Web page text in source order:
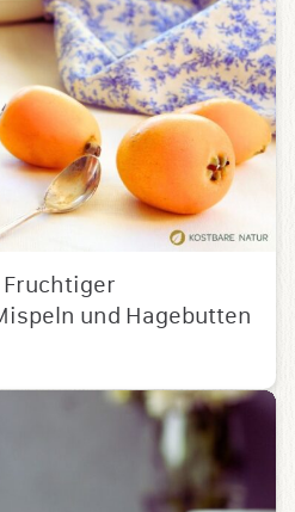
und Hagebutten